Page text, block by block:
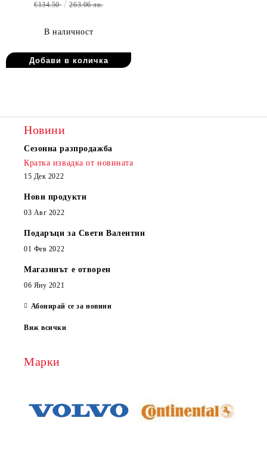
€134.50 263.06 лв.
В наличност
Новини
Сезонна разпродажба
Кратка извадка от новината
15 Дек 2022
Нови продукти
03 Авг 2022
Подаръци за Свети Валентин
01 Фев 2022
Магазинът е отворен
06 Яну 2021
Абонирай се за новини
Виж всички
Марки